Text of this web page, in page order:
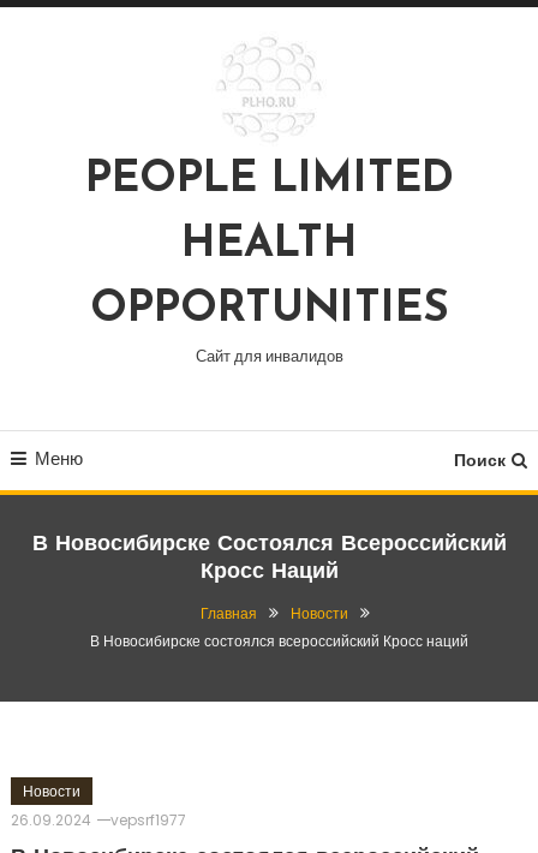
Перейти
PEOPLE LIMITED
HEALTH
OPPORTUNITIES
Сайт для инвалидов
Меню Поиск
В Новосибирске Состоялся Всероссийский
Кросс Наций
Главная
Новости
В Новосибирске состоялся всероссийский Кросс наций
Новости
26.09.2024
vepsrf1977